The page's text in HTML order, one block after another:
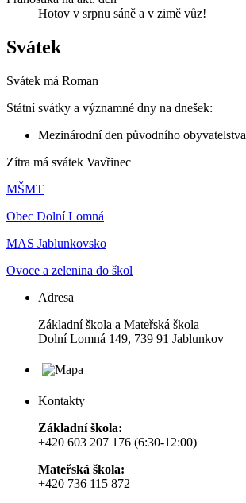
Hotov v srpnu sáně a v zimě vůz!
Svátek
Svátek má Roman
Státní svátky a významné dny na dnešek:
Mezinárodní den původního obyvatelstva
Zítra má svátek Vavřinec
MŠMT
Obec Dolní Lomná
MAS Jablunkovsko
Ovoce a zelenina do škol
Adresa
Základní škola a Mateřská škola
Dolní Lomná 149, 739 91 Jablunkov
Kontakty
Základní škola:
+420 603 207 176 (6:30-12:00)
Mateřská škola:
+420 736 115 872